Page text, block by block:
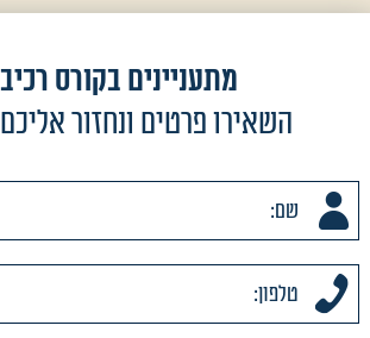
מתעניינים בקורס
השאירו פרטים ונחזור